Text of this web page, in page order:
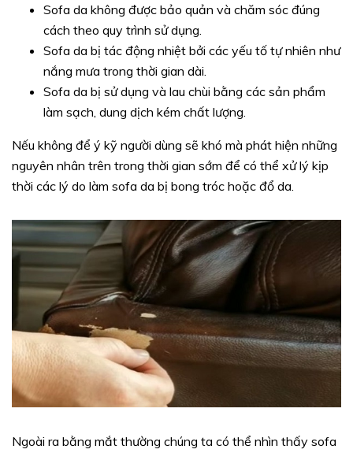
Sofa da không được bảo quản và chăm sóc đúng
cách theo quy trình sử dụng.
Sofa da bị tác động nhiệt bởi các yếu tố tự nhiên như
nắng mưa trong thời gian dài.
Sofa da bị sử dụng và lau chùi bằng các sản phẩm
làm sạch, dung dịch kém chất lượng.
Nếu không để ý kỹ người dùng sẽ khó mà phát hiện những
nguyên nhân trên trong thời gian sớm để có thể xử lý kịp
thời các lý do làm sofa da bị bong tróc hoặc đổ da.
Ngoài ra bằng mắt thường chúng ta có thể nhìn thấy sofa